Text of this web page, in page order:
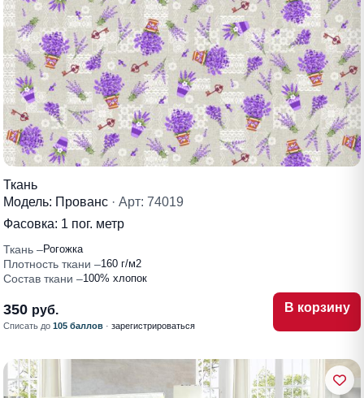
Ткань
Модель: Прованс · Арт: 74019
Фасовка: 1 пог. метр
Ткань Рогожка
Плотность ткани 160 г/м2
Состав ткани 100% хлопок
350 руб.
Списать до 105 баллов · зарегистрироваться
В корзину